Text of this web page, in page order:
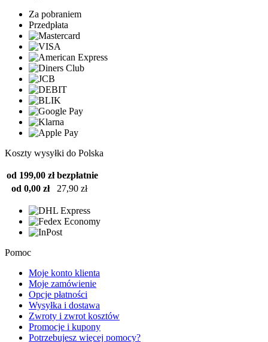
Za pobraniem
Przedpłata
Koszty wysyłki do Polska
od 199,00 zł bezpłatnie
od 0,00 zł
27,90 zł
Pomoc
Moje konto klienta
Moje zamówienie
Opcje płatności
Wysyłka i dostawa
Zwroty i zwrot kosztów
Promocje i kupony
Potrzebujesz więcej pomocy?